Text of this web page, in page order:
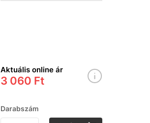
Aktuális online ár
3 060 Ft
Darabszám